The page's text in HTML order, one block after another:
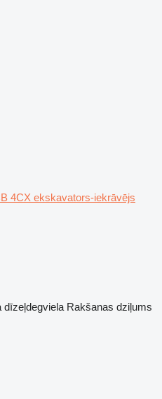
4CX ekskavators-iekrāvējs
dīzeļdegviela Rakšanas dziļums